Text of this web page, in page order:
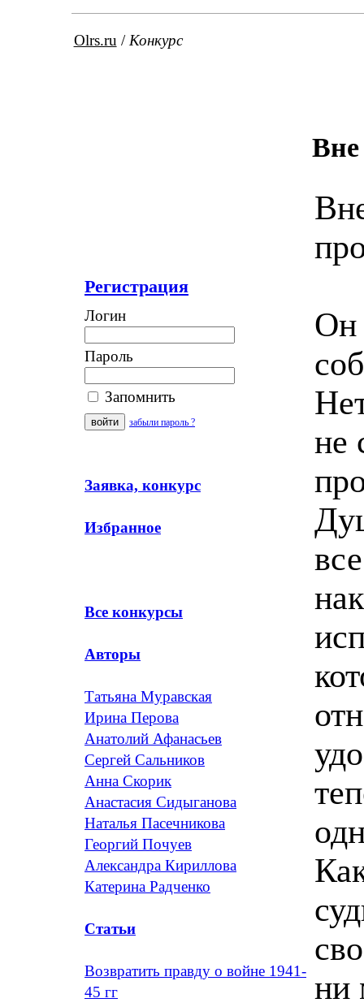
Olrs.ru / Конкурс
Регистрация
Логин
Пароль
Запомнить
забыли пароль ?
Заявка, конкурс
Избранное
Все конкурсы
Авторы
Татьяна Муравская
Ирина Перова
Анатолий Афанасьев
Сергей Сальников
Анна Скорик
Анастасия Сидыганова
Наталья Пасечникова
Георгий Почуев
Александра Кириллова
Катерина Радченко
Статьи
Возвратить правду о войне 1941-
45 гг
Вне
Он
не
ни